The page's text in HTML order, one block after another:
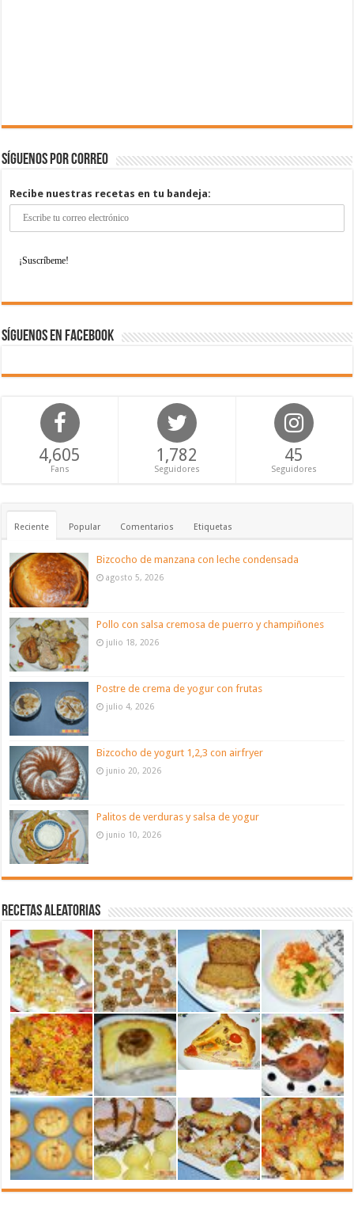
Síguenos por correo
Recibe nuestras recetas en tu bandeja:
Síguenos en Facebook
4,605
Fans
1,782
Seguidores
45
Seguidores
Reciente Popular Comentarios Etiquetas
Bizcocho de manzana con leche condensada
agosto 5, 2026
Pollo con salsa cremosa de puerro y champiñones
julio 18, 2026
Postre de crema de yogur con frutas
julio 4, 2026
Bizcocho de yogurt 1,2,3 con airfryer
junio 20, 2026
Palitos de verduras y salsa de yogur
junio 10, 2026
Recetas aleatorias